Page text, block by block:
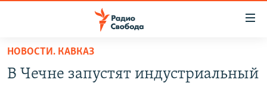
упрощенного
доступа
НОВОСТИ. КАВКАЗ
В Чечне запустят индустриальный